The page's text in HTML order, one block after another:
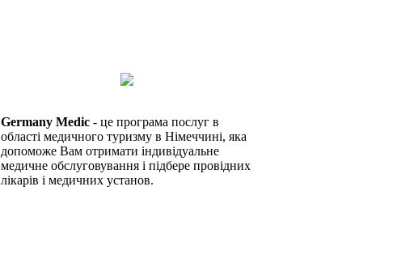
Germany Medic - це програма послуг в
області медичного туризму в Німеччині, яка
допоможе Вам отримати індивідуальне
медичне обслуговування і підбере провідних
лікарів і медичних установ.